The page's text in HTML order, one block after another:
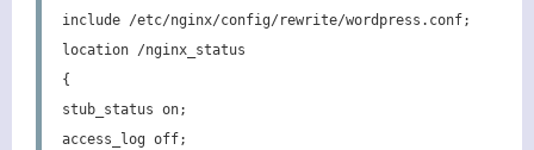
include /etc/nginx/config/rewrite/wordpress.conf;
location /nginx_status
{
stub_status on;
access_log off;